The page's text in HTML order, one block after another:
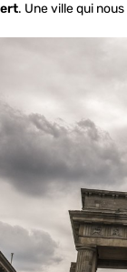
. Une ville qui